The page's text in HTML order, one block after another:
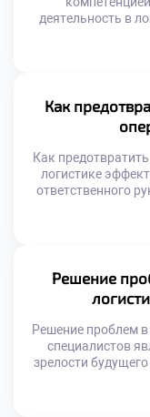
деятельность в
выявить скрытые
системы
множеством
взгляд не
Как
Как
логистике
ответственного
бизнесу.
бесперебойность
сбоев ценится
Профессионализм
Решение
Решение проблем
специалистов
зрелости
цепочках